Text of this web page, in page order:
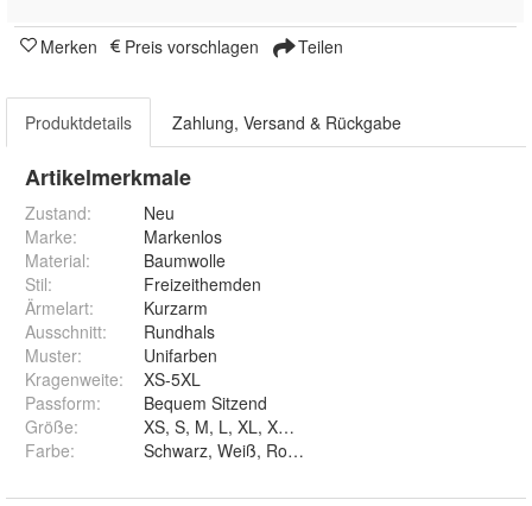
Merken Preis vorschlagen Teilen
Produktdetails Zahlung, Versand & Rückgabe
Artikelmerkmale
Zustand:
Neu
Marke:
Markenlos
Material:
Baumwolle
Stil:
Freizeithemden
Ärmelart:
Kurzarm
Ausschnitt:
Rundhals
Muster:
Unifarben
Kragenweite:
XS-5XL
Passform:
Bequem Sitzend
Größe:
Farbe: